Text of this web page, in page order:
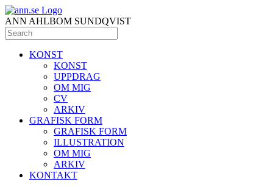
ANN AHLBOM SUNDQVIST
KONST
KONST
UPPDRAG
OM MIG
CV
ARKIV
GRAFISK FORM
GRAFISK FORM
ILLUSTRATION
OM MIG
ARKIV
KONTAKT